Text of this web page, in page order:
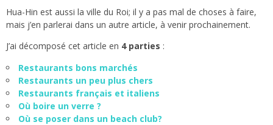
Hua-Hin est aussi la ville du Roi; il y a pas mal de choses à faire,
mais j’en parlerai dans un autre article, à venir prochainement.
J’ai décomposé cet article en 4 parties :
Restaurants bons marchés
Restaurants un peu plus chers
Restaurants français et italiens
Où boire un verre ?
Où se poser dans un beach club?